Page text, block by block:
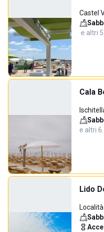
Castel
·e altri 5…
Cala
e altri 6…
Lido